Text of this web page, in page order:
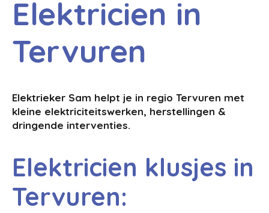
Elektricien in
Tervuren
Elektrieker Sam helpt je in regio Tervuren met
kleine elektriciteitswerken, herstellingen &
dringende interventies.
Elektricien klusjes in
Tervuren: